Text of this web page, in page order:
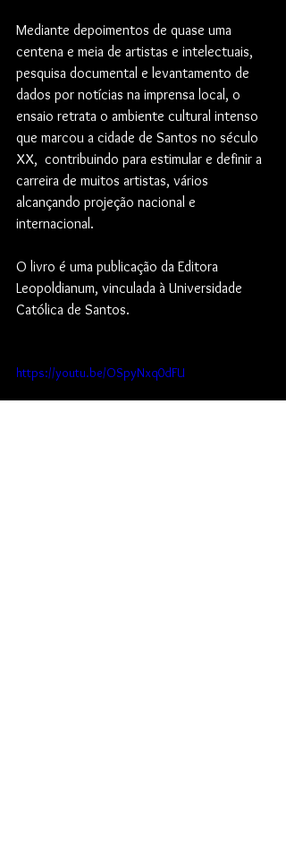
Mediante depoimentos de quase uma
centena e meia de artistas e intelectuais,
pesquisa documental e levantamento de
dados por notícias na imprensa local, o
ensaio retrata o ambiente cultural intenso
que marcou a cidade de Santos no século
XX,  contribuindo para estimular e definir a
carreira de muitos artistas, vários
alcançando projeção nacional e
internacional.
O livro é uma publicação da Editora
Leopoldianum, vinculada à Universidade
Católica de Santos.
https://youtu.be/OSpyNxq0dFU